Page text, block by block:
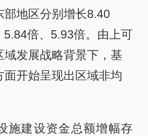
部地区分别增长8.40
5.84倍、5.93倍。由上可
域发展战略背景下，基
面开始呈现出区域非均
施建设资金总额增幅存